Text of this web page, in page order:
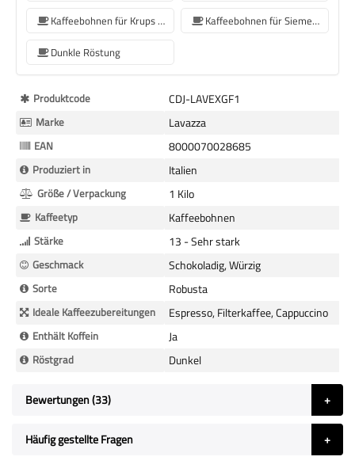
Kaffeebohnen für Krups Kaffeemaschine
Kaffeebohnen für Siemens-Kaffeemaschinen
Dunkle Röstung
Mehr
Informationen
Produktcode CDJ-LAVEXGF1
Marke Lavazza
EAN 8000070028685
Produziert in Italien
Größe / Verpackung 1 Kilo
Kaffeetyp Kaffeebohnen
Stärke 13 - Sehr stark
Geschmack Schokoladig, Würzig
Sorte Robusta
Ideale Kaffeezubereitungen Espresso, Filterkaffee, Cappuccino
Enthält Koffein Ja
Röstgrad Dunkel
Bewertungen 33
Häufig gestellte Fragen